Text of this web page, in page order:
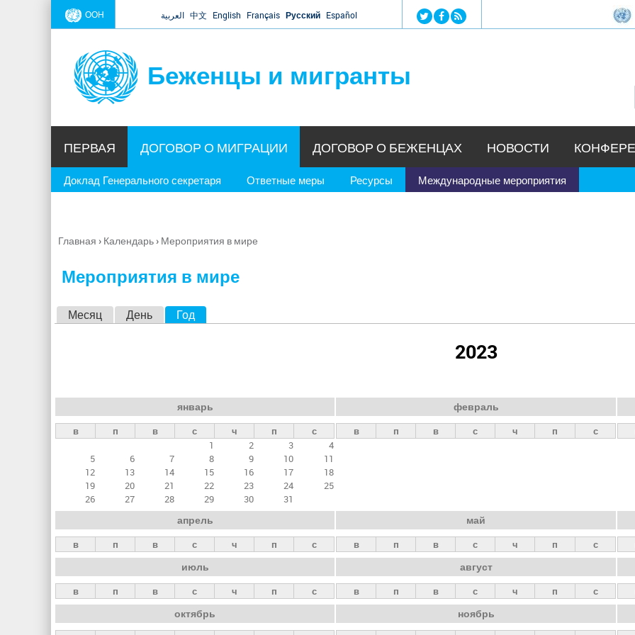
Jump to navigation
ООН العربية 中文 English Français Русский Español
Беженцы и мигранты
ПЕРВАЯ ДОГОВОР О МИГРАЦИИ
Доклад Генерального секретаря Ответные меры Ресурсы Международные мероприятия
ДОГОВОР О БЕЖЕНЦАХ НОВОСТИ
Вы
Главная › Календарь› Мероприятия в мире
Мероприятия в мире
н
ы
е
а
д
к
и
Месяц День Год
2023
январь
в п в с ч п
с
1
2 3
4
5
6 7 8 9 10
11
12
13 14 15 16 17
18
19
20 21 22 23 24
25
26
27 28 29 30 31
февраль
в п в с ч п с
апрель
в п в с ч п с
май
в п в с ч п с
июль
в п в с ч п с
август
в п в с ч п с
октябрь ноябрь